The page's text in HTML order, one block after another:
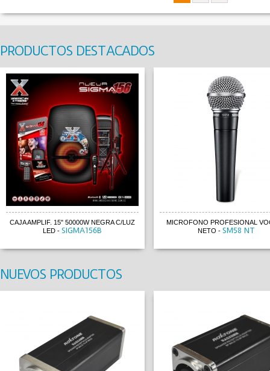
PRODUCTOS DESTACADOS
CAJA AMPLIF. 15" 50000W NEGRA C/LUZ
LED - SIGMA156B
MICROFONO PROFESIONAL
NETO - SM58 NT
NUEVOS PRODUCTOS